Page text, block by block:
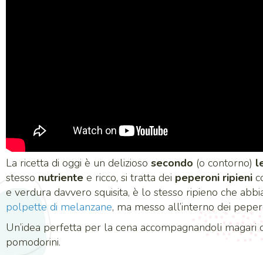
La ricetta di oggi è un delizioso secondo (o contorno)
stesso nutriente e ricco, si tratta dei peperoni ripieni
e verdura davvero squisita, è lo stesso ripieno che
polpette di melanzane, ma messo all’interno dei
Un’idea perfetta per la cena accompagnandoli magari
pomodorini.